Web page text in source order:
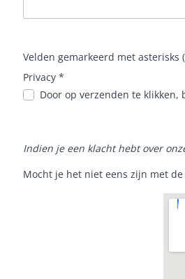
Velden gemarkeerd met asterisks
Privacy *
Door op verzenden te klikken,
Indien je een klacht hebt over
Mocht je het niet eens zijn met